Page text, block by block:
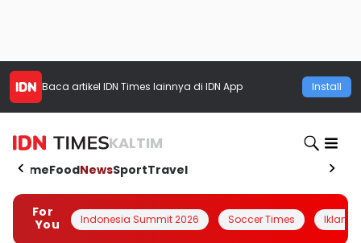
Baca artikel IDN Times lainnya di IDN App Install
KALTIM
HomeFoodNewsSportTravel
For
You
Indonesia Summit 2026 Soccer Times Iklanin